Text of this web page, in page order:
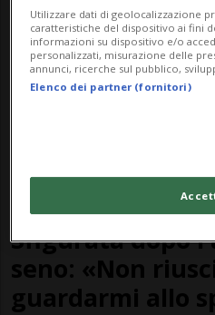
CANTONE
Sfigurata dopo
seno: «Non
guardarmi allo
Utilizzare dati di geolocalizzazione
caratteristiche del dispositivo ai fini
informazioni su dispositivo e/o
personalizzati, misurazione delle
annunci, ricerche sul pubblico,
Elenco dei partner (fornitori)